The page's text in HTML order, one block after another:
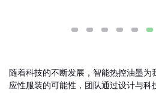
随着科技的不断发展，智能热控油墨为
应性服装的可能性，团队通过设计与